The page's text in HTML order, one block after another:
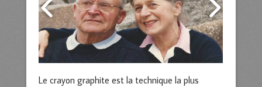
Le crayon graphite est la technique la plus